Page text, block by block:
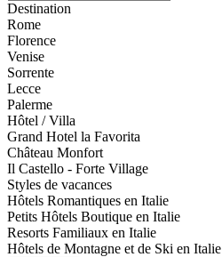
Destination
Rome
Florence
Venise
Sorrente
Lecce
Palerme
Hôtel / Villa
Grand Hotel la Favorita
Château Monfort
Il Castello - Forte Village
Styles de vacances
Hôtels Romantiques en Italie
Petits Hôtels Boutique en Italie
Resorts Familiaux en Italie
Hôtels de Montagne et de Ski en Italie